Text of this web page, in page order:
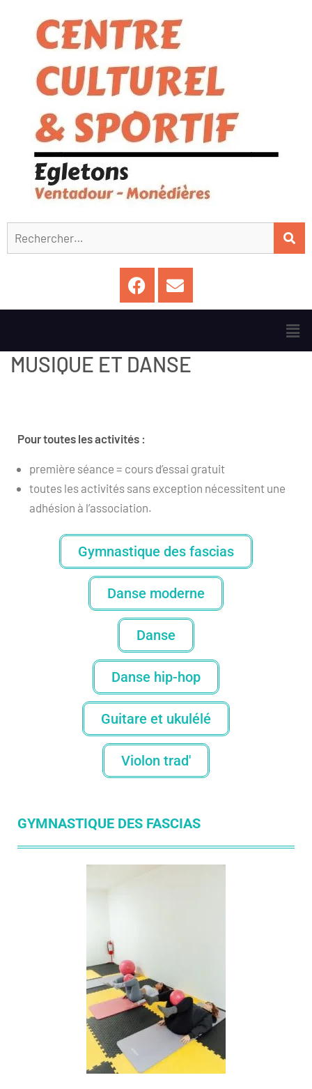
MUSIQUE ET DANSE
Pour toutes les activités :
première séance = cours d’essai gratuit
toutes les activités sans exception nécessitent une
adhésion à l’association.
Gymnastique des fascias
Danse moderne
Danse
Danse hip-hop
Guitare et ukulélé
Violon trad'
GYMNASTIQUE DES FASCIAS